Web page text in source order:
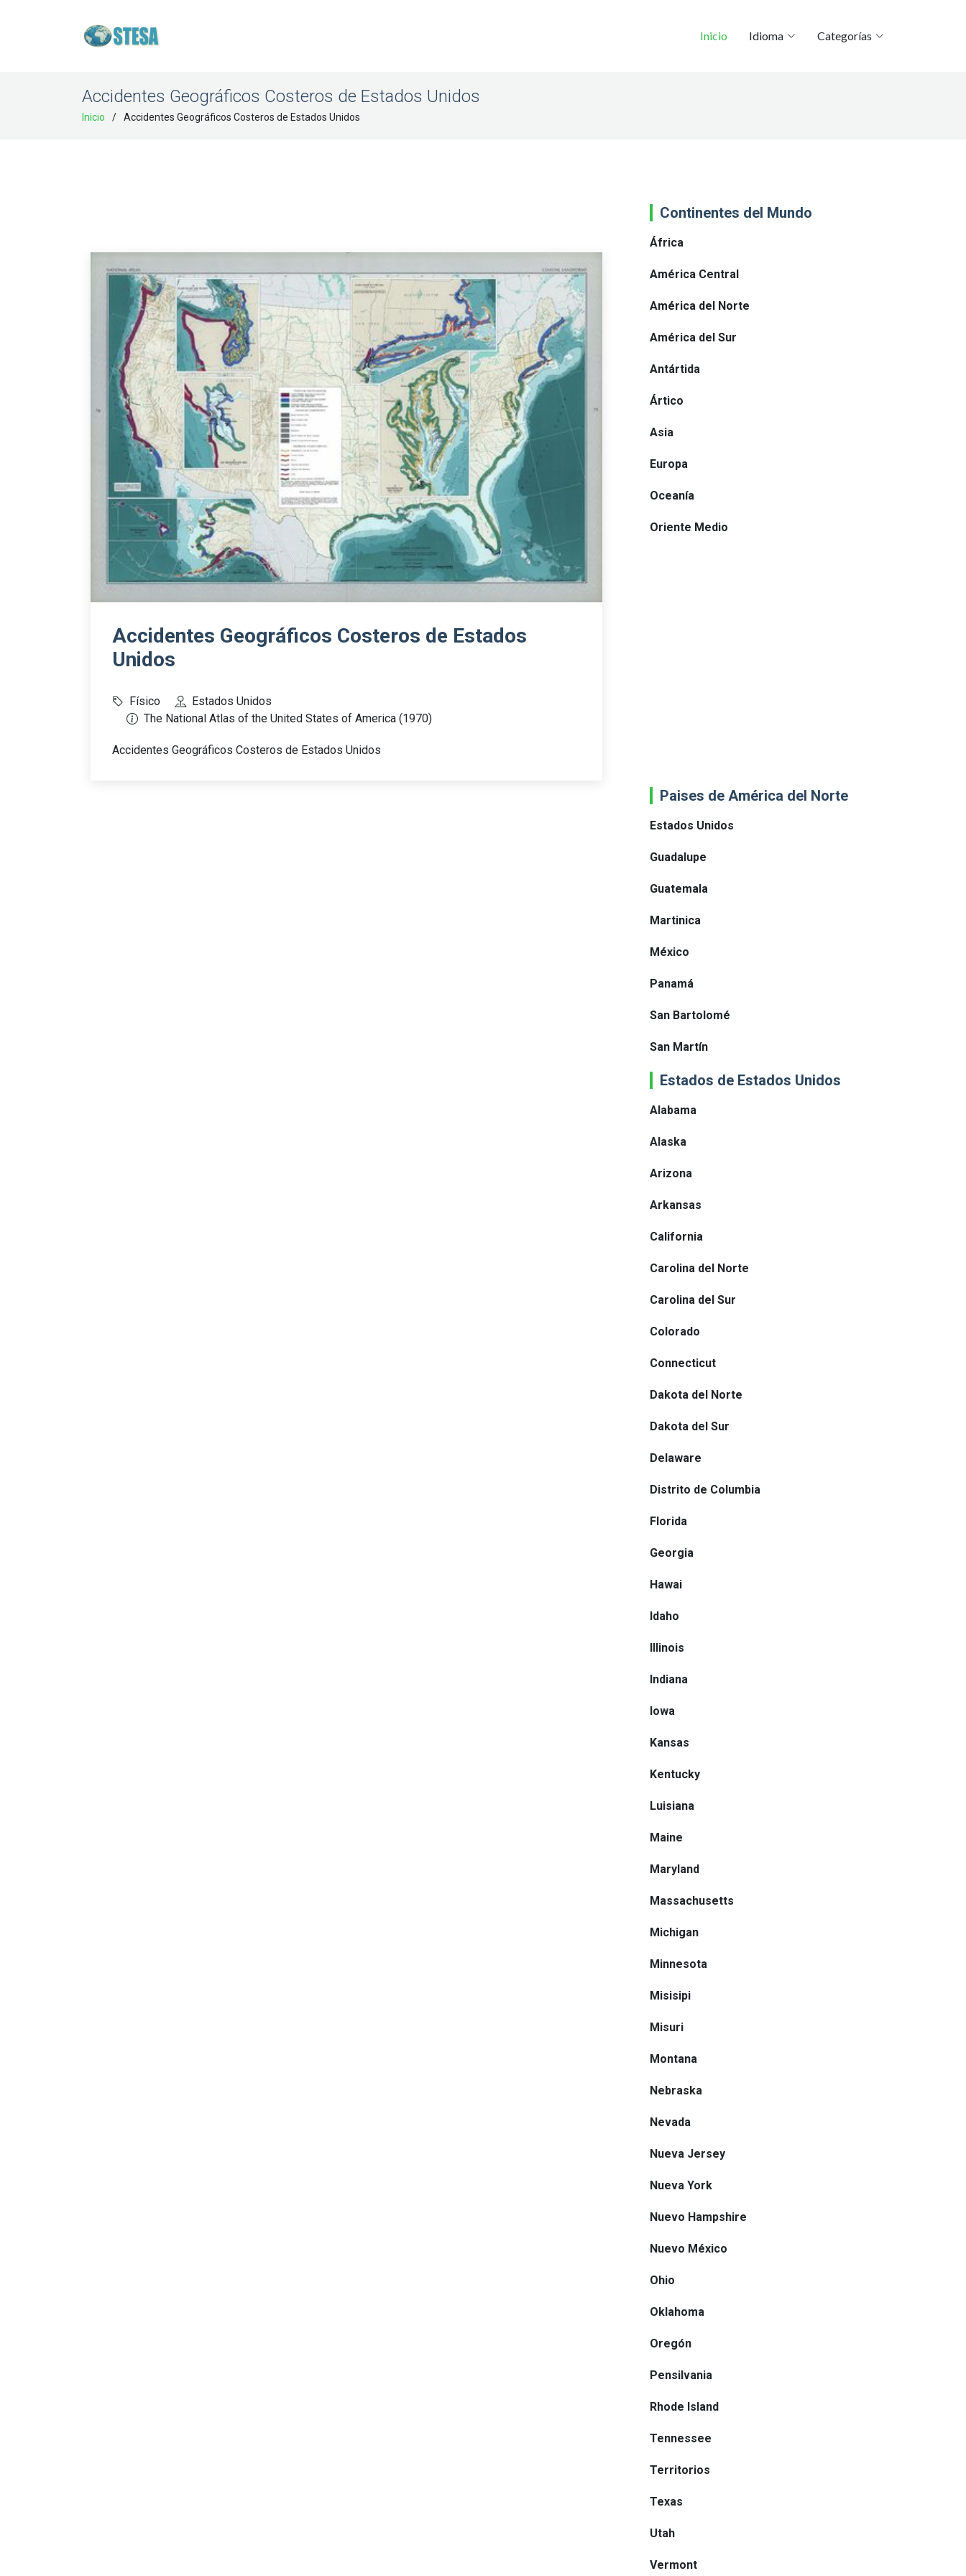
Inicio Idioma Categorías
Accidentes Geográficos Costeros de Estados Unidos
Inicio Accidentes Geográficos Costeros de Estados Unidos
Accidentes Geográficos Costeros de Estados
Unidos
Físico
Estados Unidos
The National Atlas of the United States of America (1970)
Accidentes Geográficos Costeros de Estados Unidos
Continentes del Mundo
África
América Central
América del Norte
América del Sur
Antártida
Ártico
Asia
Europa
Oceanía
Oriente Medio
Paises de América del Norte
Estados Unidos
Guadalupe
Guatemala
Martinica
México
Panamá
San Bartolomé
San Martín
Estados de Estados Unidos
Alabama
Alaska
Arizona
Arkansas
California
Carolina del Norte
Carolina del Sur
Colorado
Connecticut
Dakota del Norte
Dakota del Sur
Delaware
Distrito de Columbia
Florida
Georgia
Hawai
Idaho
Illinois
Indiana
Iowa
Kansas
Kentucky
Luisiana
Maine
Maryland
Massachusetts
Michigan
Minnesota
Misisipi
Misuri
Montana
Nebraska
Nevada
Nueva Jersey
Nueva York
Nuevo Hampshire
Nuevo México
Ohio
Oklahoma
Oregón
Pensilvania
Rhode Island
Tennessee
Territorios
Texas
Utah
Vermont